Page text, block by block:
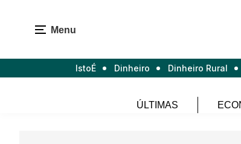
Menu
IstoÉ Dinheiro Dinheiro Rural
ÚLTIMAS